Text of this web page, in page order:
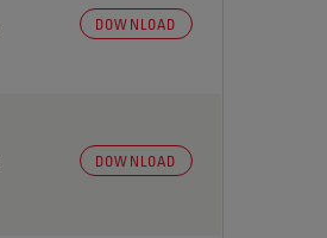
DOWNLOAD
DOWNLOAD